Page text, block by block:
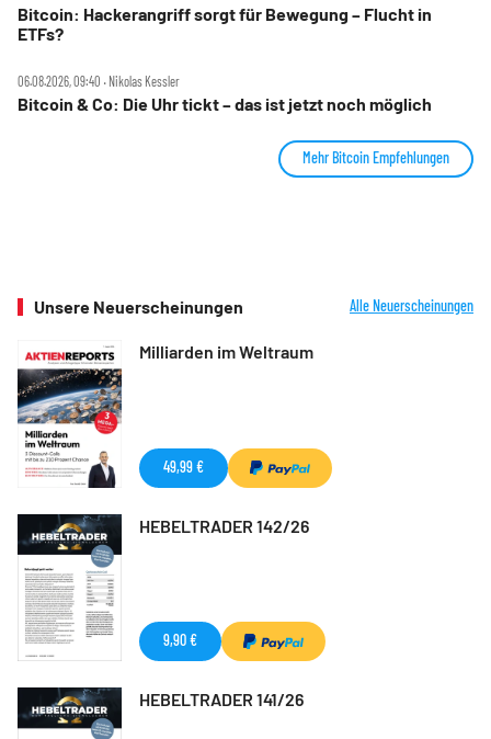
Bitcoin: Hackerangriff sorgt für Bewegung – Flucht in
ETFs?
06.08.2026, 09:40 ‧ Nikolas Kessler
Bitcoin & Co: Die Uhr tickt – das ist jetzt noch möglich
Mehr Bitcoin Empfehlungen
Unsere Neuerscheinungen Alle Neuerscheinungen
Milliarden im Weltraum
49,99 €
HEBELTRADER 142/26
9,90 €
HEBELTRADER 141/26